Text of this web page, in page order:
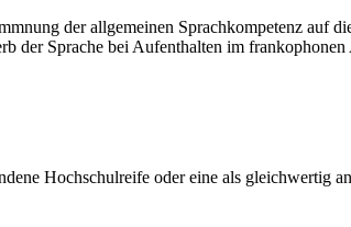
der allgemeinen Sprachkompetenz auf
der Sprache bei Aufenthalten im frankophonen
Hochschulreife oder eine als gleichwertig